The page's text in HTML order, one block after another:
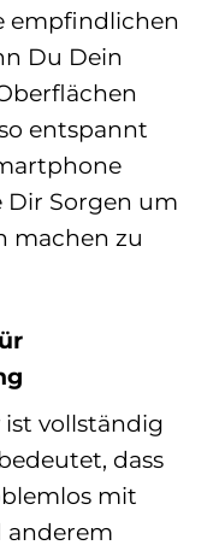
empfindlichen
Du Dein
entspannt
Dir Sorgen um
machen zu
ist vollständig
dass
mit
anderem